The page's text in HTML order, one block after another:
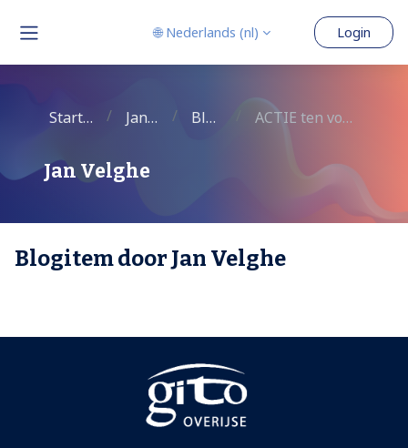
🌐 Nederlands ‎(nl)‎ Login
Startpagina Jan Velghe Blogitems ACTIE ten voordele van ALS
Jan Velghe
Blogitem door Jan Velghe